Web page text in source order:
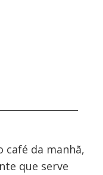
café da manhã,
que serve